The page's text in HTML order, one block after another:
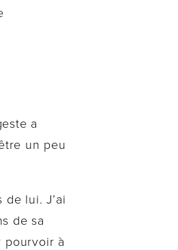
a
un peu
lui. J’ai
de sa
pourvoir à